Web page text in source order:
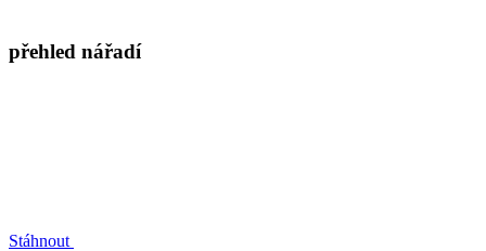
přehled nářadí
Stáhnout